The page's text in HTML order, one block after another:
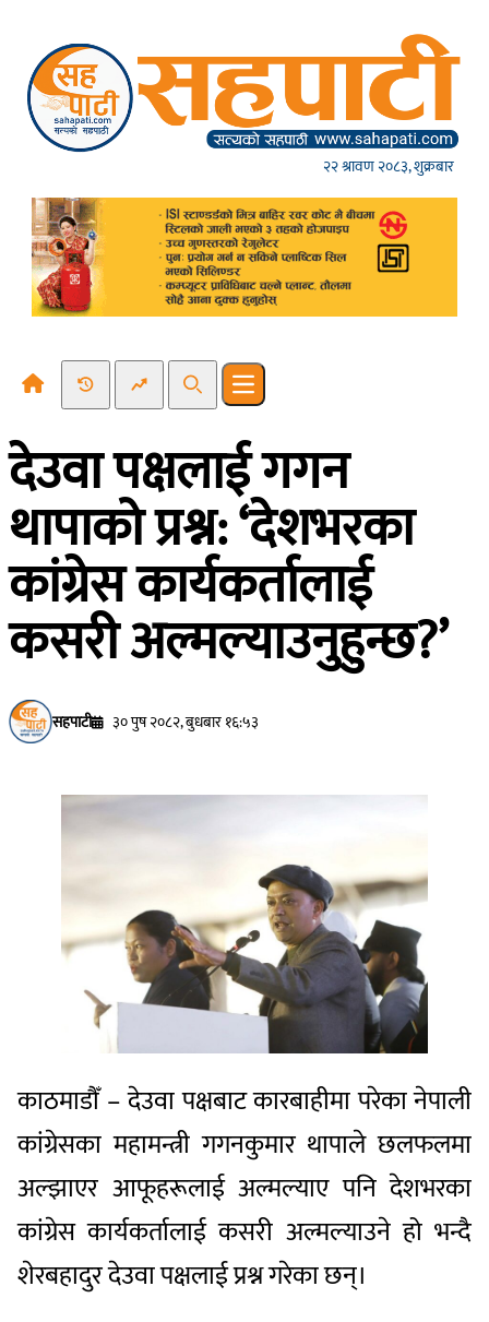
२२ श्रावण २०८३, शुक्रबार
Recent NewsTrending News
SearchOpen main menu
देउवा पक्षलाई गगन
थापाको प्रश्न: ‘देशभरका
कांग्रेस कार्यकर्तालाई
कसरी अल्मल्याउनुहुन्छ?’
सहपाटी ३० पुष २०८२, बुधबार १६:५३
काठमाडौँ – देउवा पक्षबाट कारबाहीमा परेका नेपाली
कांग्रेसका महामन्त्री गगनकुमार थापाले छलफलमा
अल्झाएर आफूहरूलाई अल्मल्याए पनि देशभरका
कांग्रेस कार्यकर्तालाई कसरी अल्मल्याउने हो भन्दै
शेरबहादुर देउवा पक्षलाई प्रश्न गरेका छन्।